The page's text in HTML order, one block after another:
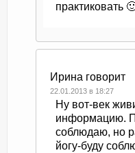
практиковать
Ирина говорит
22.01.2013 в 18:27
Ну вот-век
информацию.
соблюдаю, но
йогу-буду